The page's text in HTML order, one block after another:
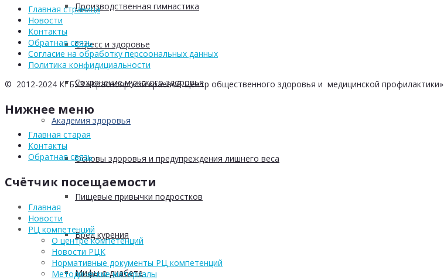
Производственная гимнастика
Стресс и здоровье
Сохранение мужского здоровья
Академия здоровья
Основы здоровья и предупреждения лишнего веса
Пищевые привычки подростков
Вред курения
Мифы о диабете
Главная страница
Новости
Контакты
Обратная связь
Согласие на обработку персоональных данных
Политика конфидициальности
© 2012-2024 КГБУЗ «Красноярский краевой Центр общественного здоровья и медицинской профилактики»
Нижнее меню
Главная старая
Контакты
Обратная связь
Счётчик посещаемости
Главная
Новости
РЦ компетенций
О центре компетенций
Новости РЦК
Нормативные документы РЦ компетенций
Методические материалы